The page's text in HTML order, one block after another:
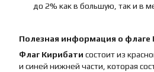
до 2% как в большую, так и в
Полезная информация о флаге
Флаг Кирибати состоит из
и синей нижней части, которая